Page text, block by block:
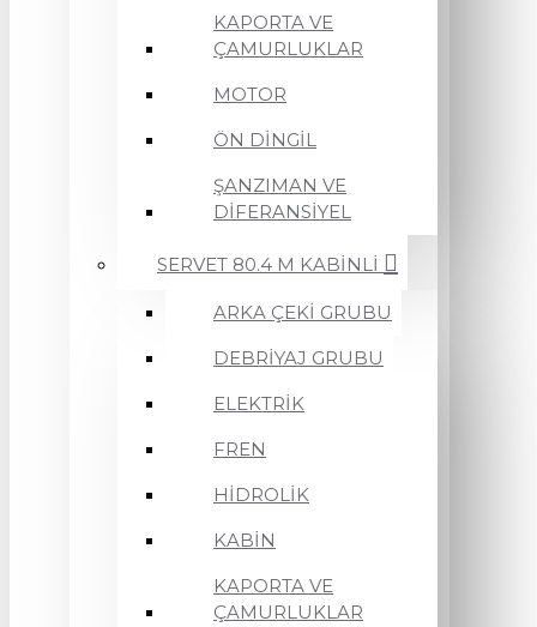
KAPORTA VE
ÇAMURLUKLAR
MOTOR
ÖN DİNGİL
ŞANZIMAN VE
DİFERANSİYEL
SERVET 80.4 M KABİNLİ
ARKA ÇEKİ GRUBU
DEBRİYAJ GRUBU
ELEKTRİK
FREN
HİDROLİK
KABİN
KAPORTA VE
ÇAMURLUKLAR